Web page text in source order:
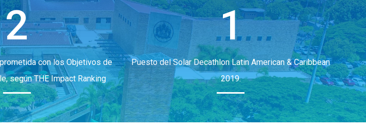
2
con los Objetivos de
según THE Impact Ranking
1
Puesto del Solar Decathlon Latin American & Caribbean
2019.